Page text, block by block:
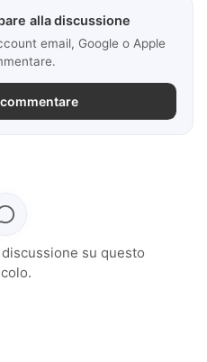
alla discussione
email, Google o Apple
su questo